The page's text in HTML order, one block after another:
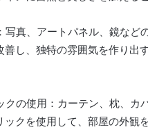
写真、アートパネル、鏡など
善し、独特の雰囲気を作り出
クの使用：カーテン、枕、カ
ックを使用して、部屋の外観